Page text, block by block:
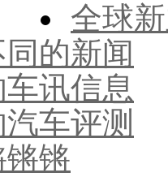
全球
同的新闻
讯信息
车评测
锵